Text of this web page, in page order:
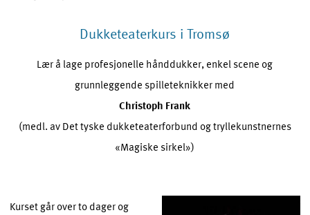
Dukketeaterkurs i Tromsø
Lær å lage profesjonelle hånddukker, enkel scene og
grunnleggende spilleteknikker med
Christoph Frank
(medl. av Det tyske dukketeaterforbund og tryllekunstnernes
«Magiske sirkel»)
Kurset går over to dager og